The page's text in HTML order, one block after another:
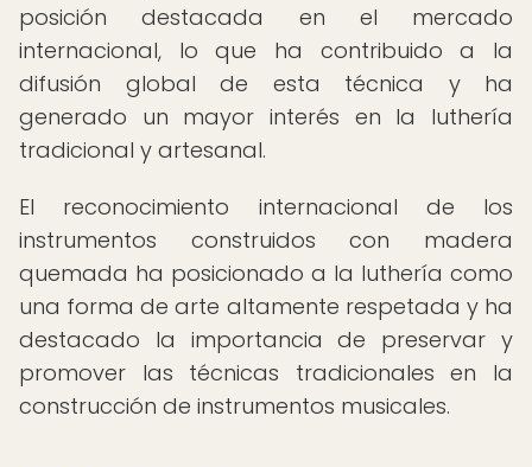
posición destacada en el mercado
internacional, lo que ha contribuido a la
difusión global de esta técnica y ha
generado un mayor interés en la luthería
tradicional y artesanal.
El reconocimiento internacional de los
instrumentos construidos con madera
quemada ha posicionado a la luthería como
una forma de arte altamente respetada y ha
destacado la importancia de preservar y
promover las técnicas tradicionales en la
construcción de instrumentos musicales.